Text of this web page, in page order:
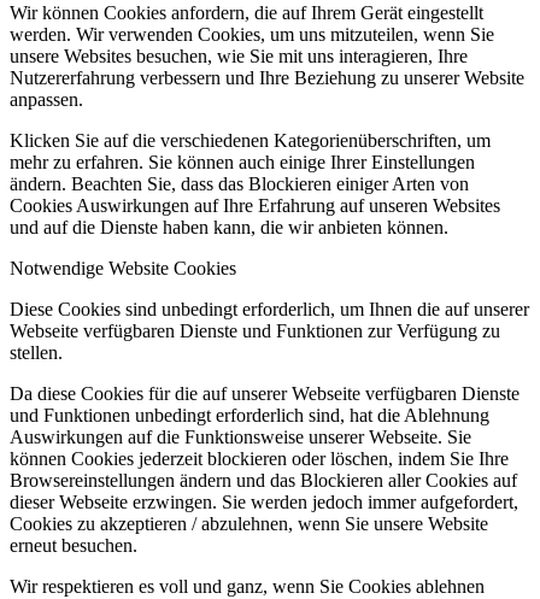
Wir können Cookies anfordern, die auf Ihrem Gerät eingestellt
werden. Wir verwenden Cookies, um uns mitzuteilen, wenn Sie
unsere Websites besuchen, wie Sie mit uns interagieren, Ihre
Nutzererfahrung verbessern und Ihre Beziehung zu unserer Website
anpassen.
Klicken Sie auf die verschiedenen Kategorienüberschriften, um
mehr zu erfahren. Sie können auch einige Ihrer Einstellungen
ändern. Beachten Sie, dass das Blockieren einiger Arten von
Cookies Auswirkungen auf Ihre Erfahrung auf unseren Websites
und auf die Dienste haben kann, die wir anbieten können.
Notwendige Website Cookies
Diese Cookies sind unbedingt erforderlich, um Ihnen die auf unserer
Webseite verfügbaren Dienste und Funktionen zur Verfügung zu
stellen.
Da diese Cookies für die auf unserer Webseite verfügbaren Dienste
und Funktionen unbedingt erforderlich sind, hat die Ablehnung
Auswirkungen auf die Funktionsweise unserer Webseite. Sie
können Cookies jederzeit blockieren oder löschen, indem Sie Ihre
Browsereinstellungen ändern und das Blockieren aller Cookies auf
dieser Webseite erzwingen. Sie werden jedoch immer aufgefordert,
Cookies zu akzeptieren / abzulehnen, wenn Sie unsere Website
erneut besuchen.
Wir respektieren es voll und ganz, wenn Sie Cookies ablehnen